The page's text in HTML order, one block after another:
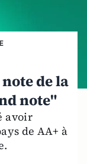
de la
note"
avoir
de AA+ à